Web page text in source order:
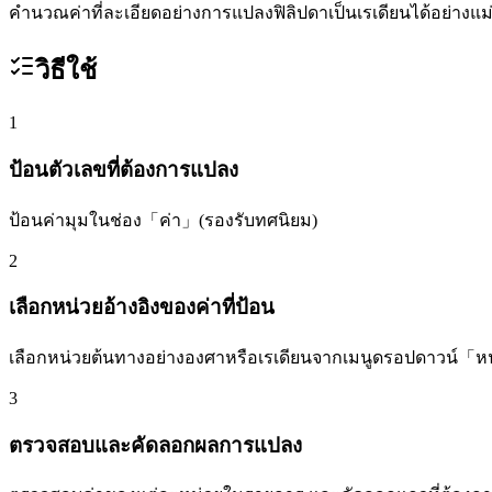
คำนวณค่าที่ละเอียดอย่างการแปลงฟิลิปดาเป็นเรเดียนได้อย่างแ
วิธีใช้
1
ป้อนตัวเลขที่ต้องการแปลง
ป้อนค่ามุมในช่อง「ค่า」(รองรับทศนิยม)
2
เลือกหน่วยอ้างอิงของค่าที่ป้อน
เลือกหน่วยต้นทางอย่างองศาหรือเรเดียนจากเมนูดรอปดาวน์「ห
3
ตรวจสอบและคัดลอกผลการแปลง